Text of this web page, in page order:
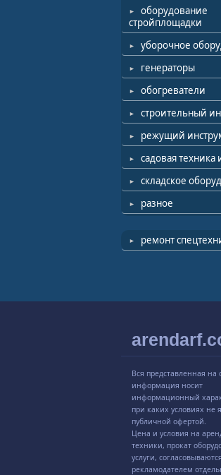
оборудование
стройплощадки
уборочное
генераторы
обогреватели
строительный
режущий
садовая техника
складское
разное
ремонт
Вся представленная на
информация носит
информационный
при каких условиях не
публичной офертой.
Цена и условия на
техники, прокат
услуги,
рекламодателем